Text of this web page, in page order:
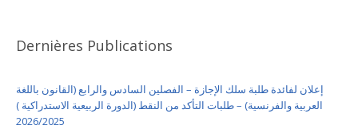
Dernières Publications
إعلان لفائدة طلبة سلك الإجازة – الفصلين السادس والرابع (القانون باللغة
العربية والفرنسية) – طلبات التأكد من النقط (الدورة الربيعية الاستدراكية )
2026/2025